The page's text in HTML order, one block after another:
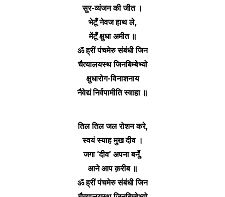
सुर-व्यंजन की जीत ।
भेटूँ नेवज हाथ ले,
मेंटूँ क्षुधा अमीत ॥
ॐ ह्रीं पंचमेरु संबंधी जिन
चैत्यालयस्थ जिनबिम्बेभ्यो
क्षुधारोग-विनाशनाय
नैवेद्यं निर्वपामीति स्वाहा ॥
तिल तिल जल रोशन करे,
स्वयं स्याह मुख दीव ।
जगा ‘दीव’ अपना बनूँ,
आने आप क़रीब ॥
ॐ ह्रीं पंचमेरु संबंधी जिन